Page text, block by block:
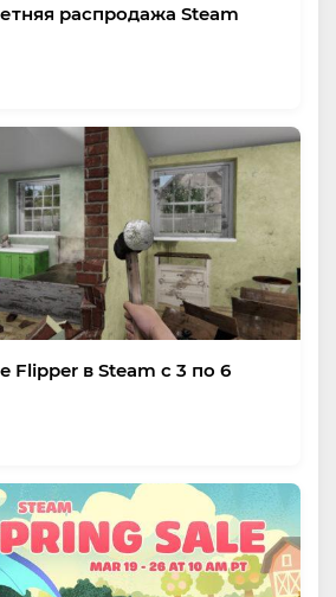
распродажа Steam
Flipper в Steam с 3 по 6